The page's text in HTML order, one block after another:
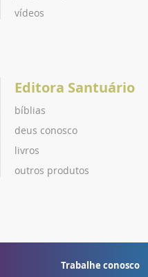
vídeos
Editora Santuário
bíblias
deus conosco
livros
outros produtos
Trabalhe conosco